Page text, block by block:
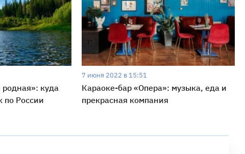
куда
по России
7 июня 2022 в 15:51
Караоке-бар «Опера»: музыка, еда и
прекрасная компания